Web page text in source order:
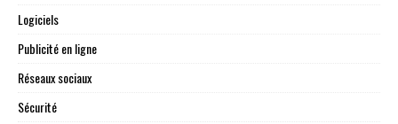
Logiciels
Publicité en ligne
Réseaux sociaux
Sécurité